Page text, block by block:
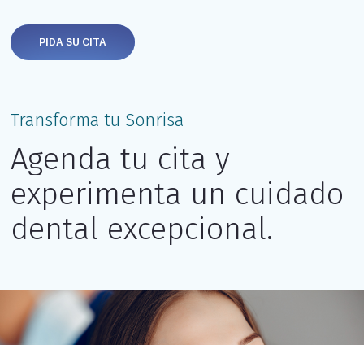
PIDA SU CITA
Transforma tu Sonrisa
Agenda tu cita y
experimenta un cuidado
dental excepcional.